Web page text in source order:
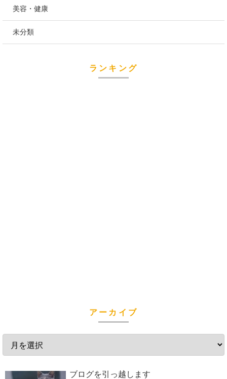
美容・健康
未分類
ランキング
アーカイブ
ブログを引っ越します